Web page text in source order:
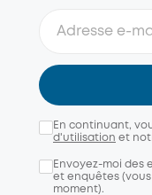
En continuant,
d'utilisation et
Envoyez-moi des
et enquêtes
moment).